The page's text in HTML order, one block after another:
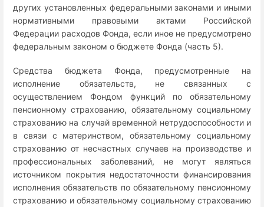
других установленных федеральными законами и иными
нормативными правовыми актами Российской
Федерации расходов Фонда, если иное не предусмотрено
федеральным законом о бюджете Фонда (часть 5).
Средства бюджета Фонда, предусмотренные на
исполнение обязательств, не связанных с
осуществлением Фондом функций по обязательному
пенсионному страхованию, обязательному социальному
страхованию на случай временной нетрудоспособности и
в связи с материнством, обязательному социальному
страхованию от несчастных случаев на производстве и
профессиональных заболеваний, не могут являться
источником покрытия недостаточности финансирования
исполнения обязательств по обязательному пенсионному
страхованию и обязательному социальному страхованию